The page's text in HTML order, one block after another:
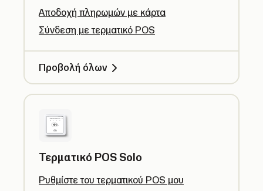
Αποδοχή πληρωμών με κάρτα
Σύνδεση με τερματικό POS
Προβολή όλων
Τερματικό POS Solo
Ρυθμίστε του τερματικού POS μου